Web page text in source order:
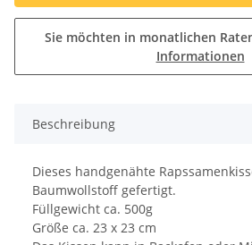
Sie möchten in monatlichen
Informationen
Beschreibung
Dieses handgenähte
Baumwollstoff gefertigt.
Füllgewicht ca. 500g
Größe ca. 23 x 23 cm